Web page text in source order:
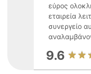
εύρος
εταιρεία
συνεργείο
9.6